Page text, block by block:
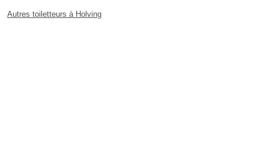
Autres toiletteurs à Holving